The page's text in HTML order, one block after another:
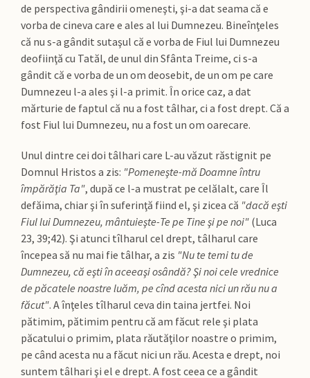
de perspectiva gândirii omeneşti, şi-a dat seama că e
vorba de cineva care e ales al lui Dumnezeu. Bineînţeles
că nu s-a gândit sutaşul că e vorba de Fiul lui Dumnezeu
deofiinţă cu Tatăl, de unul din Sfânta Treime, ci s-a
gândit că e vorba de un om deosebit, de un om pe care
Dumnezeu l-a ales şi l-a primit. În orice caz, a dat
mărturie de faptul că nu a fost tâlhar, ci a fost drept. Că a
fost Fiul lui Dumnezeu, nu a fost un om oarecare.
Unul dintre cei doi tâlhari care L-au văzut răstignit pe
Domnul Hristos a zis: "Pomeneşte-mă Doamne întru
împărăţia Ta", după ce l-a mustrat pe celălalt, care Îl
defăima, chiar şi în suferinţă fiind el, şi zicea că "dacă eşti
Fiul lui Dumnezeu, mântuieşte-Te pe Tine şi pe noi" (Luca
23, 39;42). Şi atunci tîlharul cel drept, tâlharul care
începea să nu mai fie tâlhar, a zis "Nu te temi tu de
Dumnezeu, că eşti în aceeaşi osândă? Şi noi cele vrednice
de păcatele noastre luăm, pe cînd acesta nici un rău nu a
făcut". A înţeles tîlharul ceva din taina jertfei. Noi
pătimim, pătimim pentru că am făcut rele şi plata
păcatului o primim, plata răutăţilor noastre o primim,
pe când acesta nu a făcut nici un rău. Acesta e drept, noi
suntem tâlhari şi el e drept. A fost ceea ce a gândit